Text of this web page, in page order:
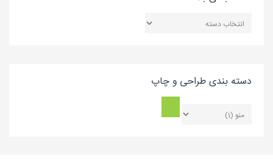
بندی
دسته بندی طراحی و چاپ